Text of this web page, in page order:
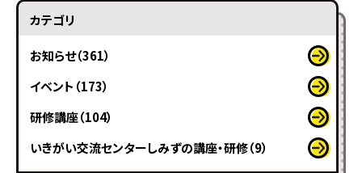
カテゴリ
お知らせ（361）
イベント（173）
研修講座（104）
いきがい交流センターしみずの講座・研修（9）